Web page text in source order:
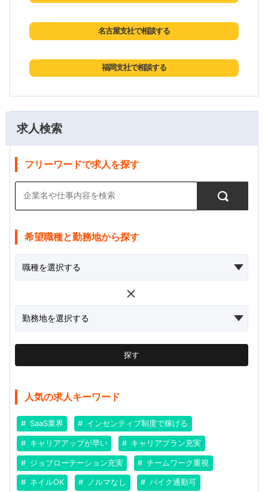
求人検索
フリーワードで求人を探す
希望職種と勤務地から探す
探す
人気の求人キーワード
SaaS業界 インセンティブ制度で稼げる
キャリアアップが早い キャリアプラン充実
ジョブローテーション充実 チームワーク重視
ネイルOK ノルマなし バイク通勤可
名古屋支社で相談する
福岡支社で相談する